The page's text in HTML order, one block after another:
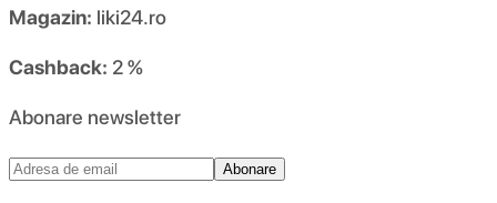
Magazin: liki24.ro
Cashback: 2 %
Abonare newsletter
Abonare